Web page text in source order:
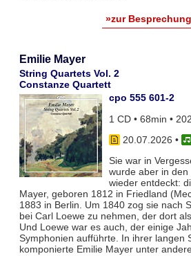
»zur
Emilie Mayer
String Quartets Vol. 2
Constanze Quartett
cpo 555 601-2
1 CD • 68min •
20.07.2026 •
Sie war in
wurde aber in den
wieder entdeckt:
Mayer, geboren 1812 in Friedland
1883 in Berlin. Um 1840 zog sie nach
bei Carl Loewe zu nehmen, der dort
Und Loewe war es auch, der einige
Symphonien aufführte. In ihrer langen
komponierte Emilie Mayer unter